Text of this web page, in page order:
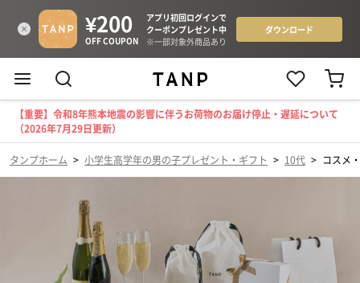
【重要】令和8年熊本地震の影響に伴うお荷物のお届け停止・遅延について
（2026年7月29日更新）
タンプホーム > 小学生高学年の男の子プレゼント・ギフト > 10代 > コスメ